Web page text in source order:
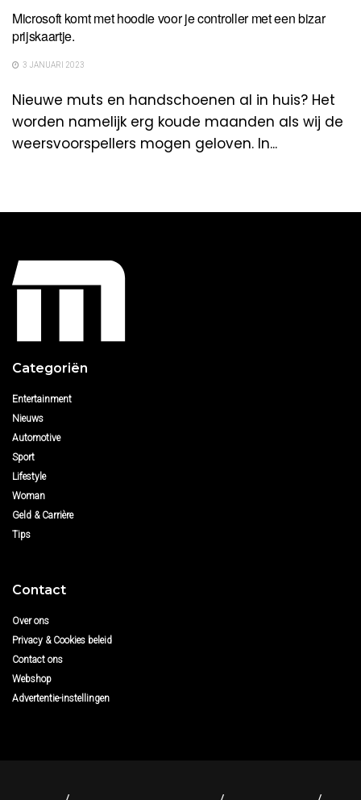
Microsoft komt met hoodie voor je controller met een bizar
prijskaartje.
3 JANUARI 2023
Nieuwe muts en handschoenen al in huis? Het
worden namelijk erg koude maanden als wij de
weersvoorspellers mogen geloven. In...
Categoriën
Entertainment
Nieuws
Automotive
Sport
Lifestyle
Woman
Geld & Carrière
Tips
Contact
Over ons
Privacy & Cookies beleid
Contact ons
Webshop
Advertentie-instellingen